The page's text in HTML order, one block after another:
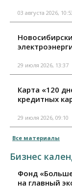
03 августа 2026,
29 июля 2026, 13:37
Карта «120
кредитных
29 июля 2026, 09:10
Все материалы
Бизнес
Фонд
на главный